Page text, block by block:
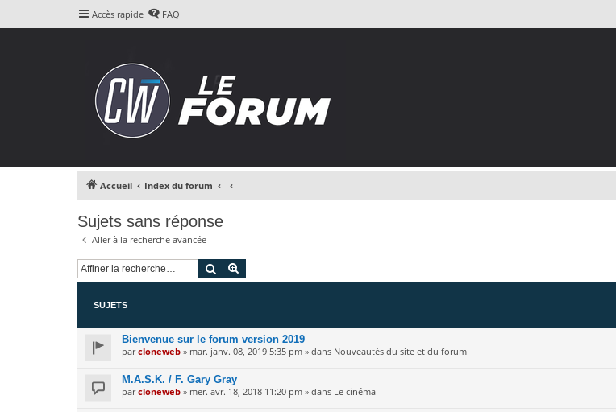
Accès rapide FAQ
Accueil Index du forum
Sujets sans réponse
Aller à la recherche avancée
Rechercher
SUJETS
Bienvenue sur le forum version 2019
parcloneweb » mar. janv. 08, 2019 5:35 pm » dans Nouveautés du site et du forum
M.A.S.K. / F. Gary Gray
parcloneweb » mer. avr. 18, 2018 11:20 pm » dans Le cinéma